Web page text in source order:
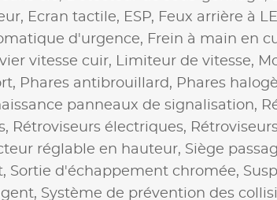
Ecran tactile, ESP, Feux arrière à
d'urgence, Frein à main en
vitesse cuir, Limiteur de vitesse,
Phares antibrouillard, Phares
panneaux de signalisation,
Rétroviseurs électriques,
réglable en hauteur, Siège
Sortie d'échappement chromée,
Système de prévention des